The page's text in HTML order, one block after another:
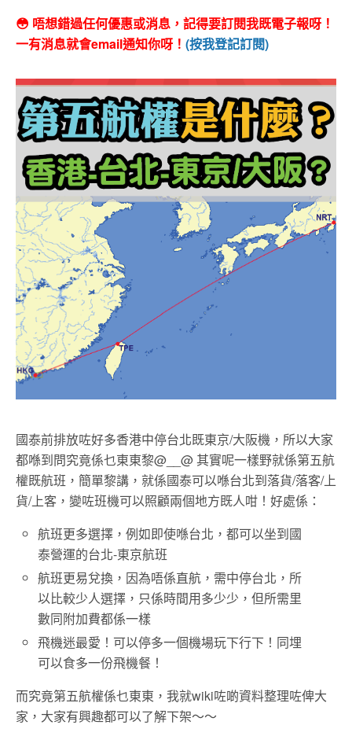
😳 唔想錯過任何優惠或消息，記得要訂閱我既電子報呀！
一有消息就會email通知你呀！ (按我登記訂閱)
國泰前排放咗好多香港中停台北既東京/大阪機，所以大家
都喺到問究竟係乜東東黎@__@ 其實呢一樣野就係第五航
權既航班，簡單黎講，就係國泰可以喺台北到落貨/落客/上
貨/上客，變咗班機可以照顧兩個地方既人咁！好處係：
航班更多選擇，例如即使喺台北，都可以坐到國
泰營運的台北-東京航班
航班更易兌換，因為唔係直航，需中停台北，所
以比較少人選擇，只係時間用多少少，但所需里
數同附加費都係一樣
飛機迷最愛！可以停多一個機場玩下行下！同埋
可以食多一份飛機餐！
而究竟第五航權係乜東東，我就wiki咗啲資料整理咗俾大
家，大家有興趣都可以了解下架～～